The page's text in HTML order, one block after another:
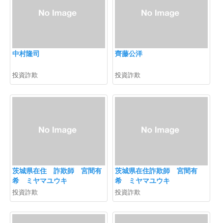
中村隆司
投資詐欺
齊藤公洋
投資詐欺
茨城県在住 詐欺師 宮間有
希 ミヤマユウキ
投資詐欺
茨城県在住詐欺師 宮間有
希 ミヤマユウキ
投資詐欺